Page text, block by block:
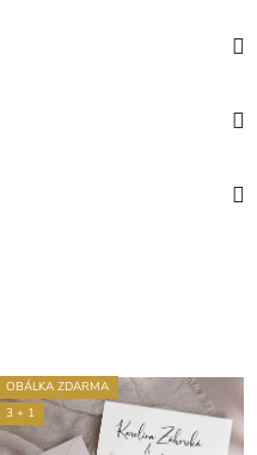
OBÁLKA ZDARMA
3 + 1